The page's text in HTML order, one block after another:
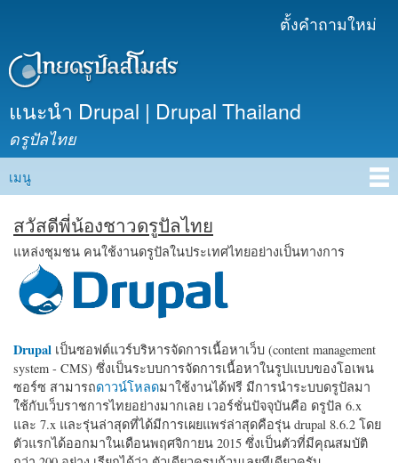
เนื้อหา
ตั้งคำถามใหม่
แนะนำ Drupal | Drupal Thailand
ดรูปัลไทย
Main menu
เมนู
สวัสดีพี่น้องชาวดรูปัลไทย
แหล่งชุมชน คนใช้งานดรูปัลในประเทศไทยอย่างเป็นทางการ
Drupal เป็นซอฟต์แวร์บริหารจัดการเนื้อหาเว็บ (content management
system - CMS) ซึ่งเป็นระบบการจัดการเนื้อหาในรูปแบบของโอเพน
ซอร์ซ สามารถดาวน์โหลดมาใช้งานได้ฟรี มีการนำระบบดรูปัลมา
ใช้กับเว็บราชการไทยอย่างมากเลย เวอร์ชั่นปัจจุบันคือ ดรูปัล 6.x
และ 7.x และรุ่นล่าสุดที่ได้มีการเผยแพร่ล่าสุดคือรุ่น drupal 8.6.2 โดย
ตัวแรกได้ออกมาในเดือนพฤศจิกายน 2015 ซึ่งเป็นตัวที่มีคุณสมบัติ